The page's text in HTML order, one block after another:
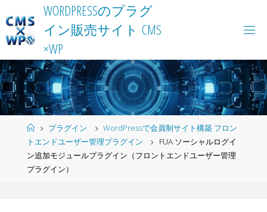
to
content
WORDPRESSのプラ グ
イ ン販売サイ ト CMS
×WP
Homeプラグイン
WordPressで会員制サイト構築 フロン
トエンドユーザー管理プラグイン
FUA ソーシャルログイ
ン追加モジュールプラグイン（フロントエンドユーザー管理
プラグイン）